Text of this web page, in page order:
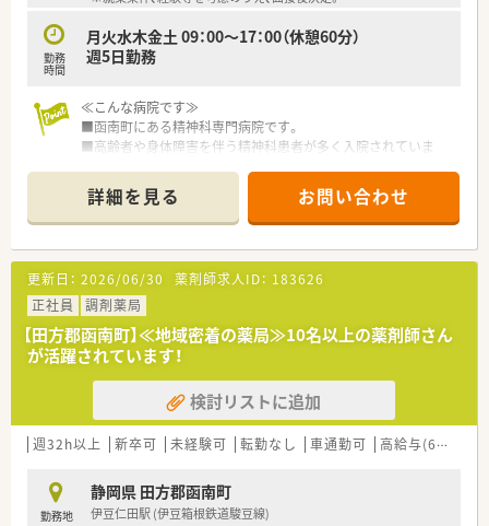
勤務
時間
月火水木金土 09：00～17：00（休憩60分）
週5日勤務
≪こんな病院です≫
■函南町にある精神科専門病院です。
■高齢者や身体障害を伴う精神科患者が多く入院されていま
■薬物依存やアルコール中毒が重度な方はいらっしゃいませ
ん。
■伊豆半島の温暖な地域に立地し、目前に富士山が広がる環境に
ある病院です。
≪業務内容≫
■入院患者様の調剤、監査、服薬指導
■外来患者様の調剤、監査、服薬指導
■医薬品管理、医薬品情報管理
■持参薬管理
■各種委員会
≪おすすめポイント≫
■病院未経験の方でもご応募可能です。
■09:00～17:00までのご勤務ですので、ママさんでも働きやす
い職場環境です。
詳細を見る お問い合わせ
更新日： 2026/06/30 薬剤師求人ID： 183626
正社員
調剤薬局
【田方郡函南町】≪地域密着の薬局≫10名以上の薬剤師さん
が活躍されています！
検討リストに追加
週32h以上 新卒可 未経験可 転勤なし 車通勤可 高給与(600万円以上)
勤務地
静岡県 田方郡函南町
伊豆仁田駅 (伊豆箱根鉄道駿豆線)